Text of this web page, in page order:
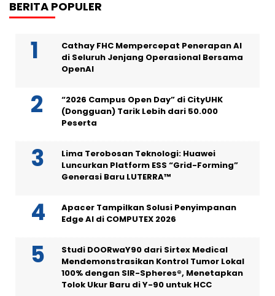
BERITA POPULER
Cathay FHC Mempercepat Penerapan AI
di Seluruh Jenjang Operasional Bersama
OpenAI
“2026 Campus Open Day” di CityUHK
(Dongguan) Tarik Lebih dari 50.000
Peserta
Lima Terobosan Teknologi: Huawei
Luncurkan Platform ESS “Grid-Forming”
Generasi Baru LUTERRA™
Apacer Tampilkan Solusi Penyimpanan
Edge AI di COMPUTEX 2026
Studi DOORwaY90 dari Sirtex Medical
Mendemonstrasikan Kontrol Tumor Lokal
100% dengan SIR-Spheres®, Menetapkan
Tolok Ukur Baru di Y-90 untuk HCC